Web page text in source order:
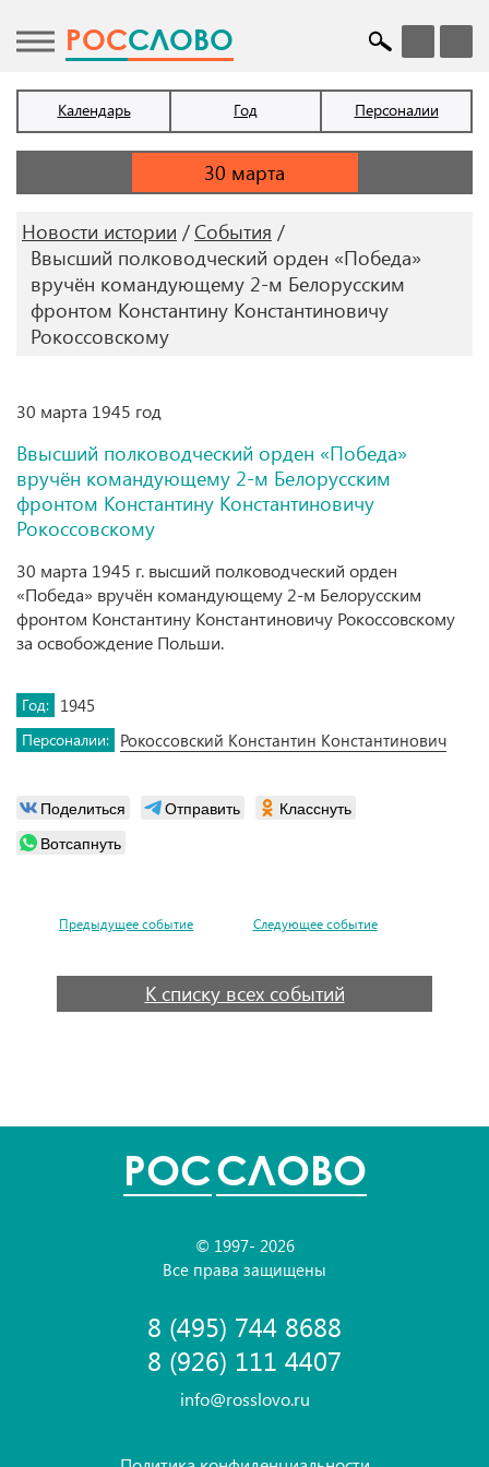
POCСЛОВО
Календарь Год Персоналии
Новости истории
События
Ввысший полководческий орден «Победа»
вручён командующему 2-м Белорусским
фронтом Константину Константиновичу
Рокоссовскому
30 марта 1945 год
Ввысший полководческий орден «Победа»
вручён командующему 2-м Белорусским
фронтом Константину Константиновичу
Рокоссовскому
30 марта 1945 г. высший полководческий орден
«Победа» вручён командующему 2-м Белорусским
фронтом Константину Константиновичу Рокоссовскому
за освобождение Польши.
Год: 1945
Персоналии: Рокоссовский Константин Константинович
Поделиться Отправить
Класснуть
Вотсапнуть
Предыдущее событие Следующее событие
К списку всех событий
POCСЛОВО
© 1997- 2026
Все права защищены
8 (495) 744 8688
8 (926) 111 4407
info@rosslovo.ru